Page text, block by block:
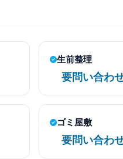
生前整理
要問い合わ
ゴミ屋敷
要問い合わ